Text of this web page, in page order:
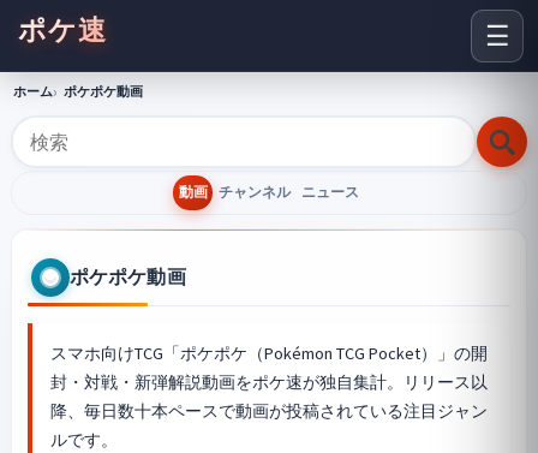
☰
ポケ速
ホーム ポケポケ動画
動画 チャンネル ニュース
ポケポケ動画
スマホ向けTCG「ポケポケ（Pokémon TCG Pocket）」の開
封・対戦・新弾解説動画をポケ速が独自集計。リリース以
降、毎日数十本ペースで動画が投稿されている注目ジャン
ルです。